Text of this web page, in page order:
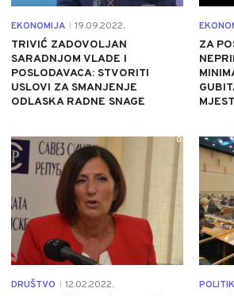
EKONOMIJA 19.09.2022.
TRIVIĆ ZADOVOLJAN
SARADNJOM VLADE I
POSLODAVACA: STVORITI
USLOVI ZA SMANJENJE
ODLASKA RADNE SNAGE
ZA
DRUŠTVO 12.02.2022.
0